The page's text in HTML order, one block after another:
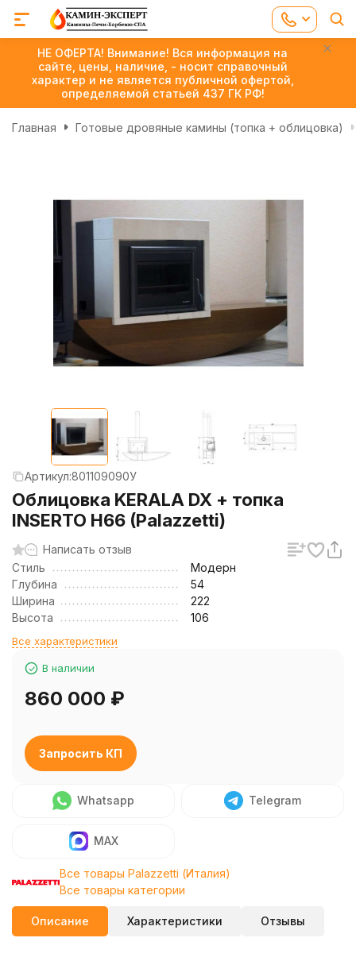
НЕ ОФЕРТА! Внимание! Вся информация на
сайте, цены, наличие, - носит справочный
характер и не является публичной офертой,
определяемой статьей 437 ГК РФ!
Главная Готовые дровяные камины (топка + облицовка)
Артикул:801109090У
Облицовка KERALA DX + топка
INSERTO H66 (Palazzetti)
Написать отзыв
Стиль
Модерн
Глубина
54
Ширина
222
Высота
106
Все характеристики
В наличии
860 000 ₽
Запросить КП
Whatsapp Telegram
MAX
Все товары Palazzetti (Италия)
Все товары категории
Описание Характеристики Отзывы